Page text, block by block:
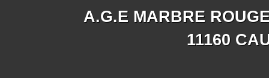
A.G.E MARBRE
11160